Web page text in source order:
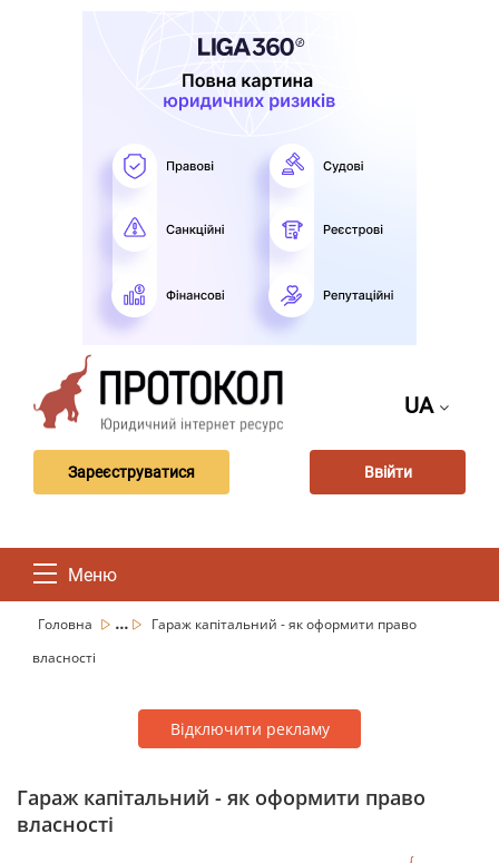
UA
Зареєструватися Ввійти
Меню
Головна ...
Гараж капітальний - як оформити право
власності
Відключити рекламу
Гараж капітальний - як оформити право
власності